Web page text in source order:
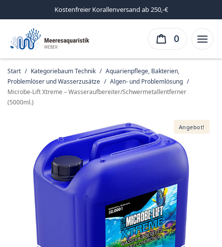
Kostenfreier Korallenversand ab 250,-€
0
Start / Kategoriebaum Technik / Aquarienpflege, Bakterien,
Problemlöser und Wasserzusätze / Algen- und Problemlösung /
Microbe-Lift Xtreme – Wasseraufbereiter/Schwermetallentferner
(5000ml.)
Angebot!